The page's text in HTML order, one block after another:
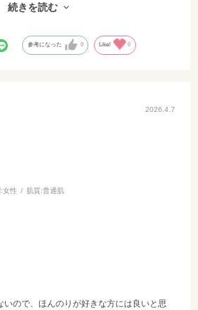
らし、使ってます。
続きを読む
参考になった 0 Like! 0
2026.4.7
:女性 肌質:普通肌
いので、ほんのりが好きな方には良いと思